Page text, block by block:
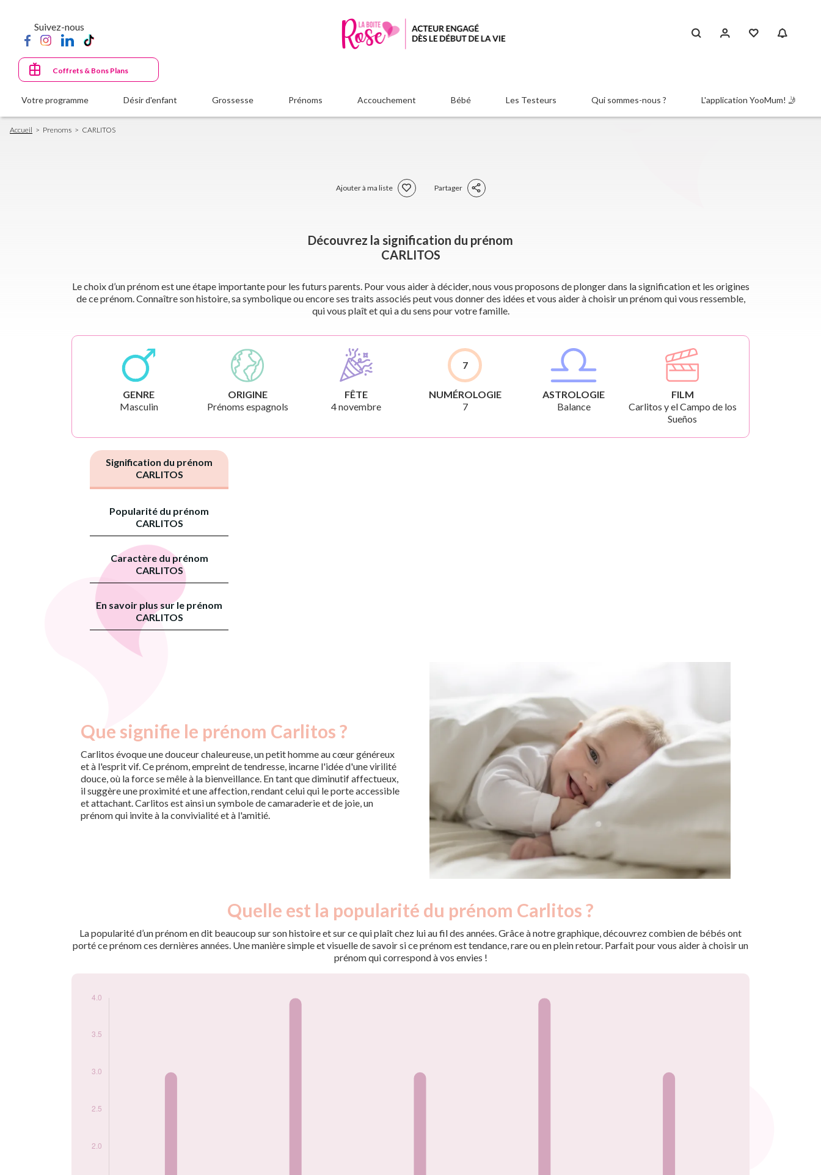
principal
Suivez-nous
Coffrets & Bons Plans
Votre programme Désir d'enfant Grossesse Prénoms Accouchement Bébé Les Testeurs Qui sommes-nous ? L'application YooMum! 🤳
Fil
d'Ariane
Accueil Prenoms CARLITOS
Ajouter à ma liste Partager
Découvrez la signification du prénom
CARLITOS
Le choix d’un prénom est une étape importante pour les futurs parents. Pour vous aider à décider, nous vous proposons de plonger dans la signification et les origines
de ce prénom. Connaître son histoire, sa symbolique ou encore ses traits associés peut vous donner des idées et vous aider à choisir un prénom qui vous ressemble,
qui vous plaît et qui a du sens pour votre famille.
GENRE
Masculin
ORIGINE
Prénoms espagnols
FÊTE
4 novembre
7
NUMÉROLOGIE
7
ASTROLOGIE
Balance
FILM
Carlitos y el Campo de los
Sueños
Signification du prénom
CARLITOS
Popularité du prénom
CARLITOS
Caractère du prénom
CARLITOS
En savoir plus sur le prénom
CARLITOS
Que signifie le prénom Carlitos ?
Carlitos évoque une douceur chaleureuse, un petit homme au cœur généreux
et à l'esprit vif. Ce prénom, empreint de tendresse, incarne l'idée d'une virilité
douce, où la force se mêle à la bienveillance. En tant que diminutif affectueux,
il suggère une proximité et une affection, rendant celui qui le porte accessible
et attachant. Carlitos est ainsi un symbole de camaraderie et de joie, un
prénom qui invite à la convivialité et à l'amitié.
Quelle est la popularité du prénom Carlitos ?
La popularité d’un prénom en dit beaucoup sur son histoire et sur ce qui plaît chez lui au fil des années. Grâce à notre graphique, découvrez combien de bébés ont
porté ce prénom ces dernières années. Une manière simple et visuelle de savoir si ce prénom est tendance, rare ou en plein retour. Parfait pour vous aider à choisir un
prénom qui correspond à vos envies !
Popularité du
1966
3
1969
4